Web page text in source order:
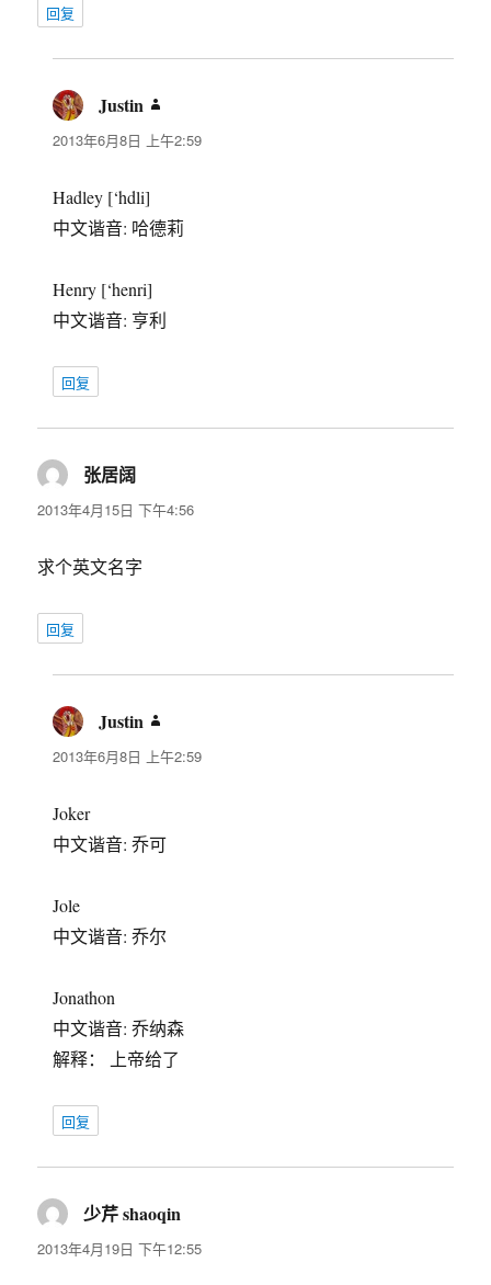
回复
Justin
道：
2013年6月8日 上午2:59
Hadley [‘hdli]
中文谐音: 哈德莉
Henry [‘henri]
中文谐音: 亨利
回复
张居阔
道：
2013年4月15日 下午4:56
求个英文名字
回复
Justin
道：
2013年6月8日 上午2:59
Joker
中文谐音: 乔可
Jole
中文谐音: 乔尔
Jonathon
中文谐音: 乔纳森
解释： 上帝给了
回复
少芹 shaoqin
道：
2013年4月19日 下午12:55